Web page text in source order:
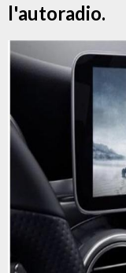
l'autoradio.